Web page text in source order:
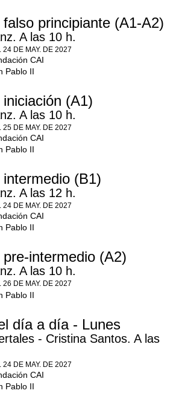
principiante (A1-A2)
A las 10 h.
24 DE MAY. DE 2027
CAI
Pablo II
(A1)
A las 10 h.
25 DE MAY. DE 2027
CAI
Pablo II
(B1)
A las 12 h.
24 DE MAY. DE 2027
CAI
Pablo II
intermedio (A2)
A las 10 h.
26 DE MAY. DE 2027
Pablo II
día a día - Lunes
- Cristina Santos. A las
24 DE MAY. DE 2027
CAI
Pablo II